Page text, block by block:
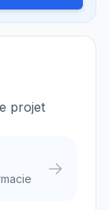
projet